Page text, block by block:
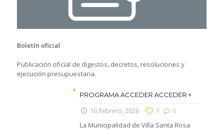
Boletín oficial
Publicación oficial de digestos, decretos, resoluciones y
ejecución presupuestaria.
PROGRAMA ACCEDER ACCEDER +
10 febrero, 2026 0
1
La Municipalidad de Villa Santa Rosa